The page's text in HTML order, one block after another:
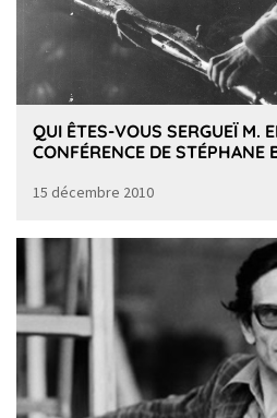
QUI ÊTES-VOUS SERGUEÏ M.
CONFÉRENCE DE STÉPHANE
15 décembre 2010